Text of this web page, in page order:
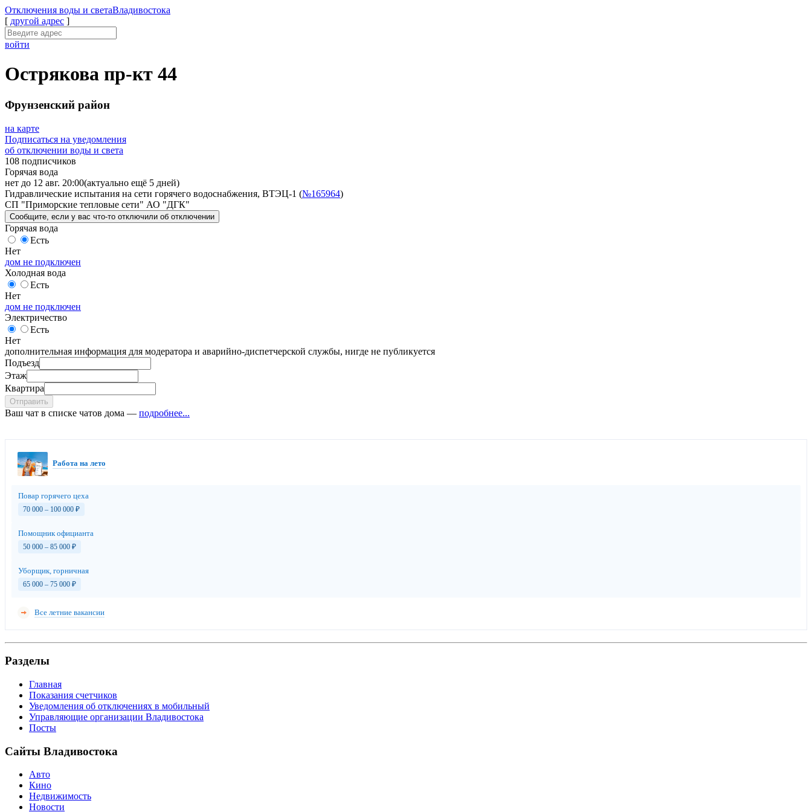
Отключения воды и светаВладивостока
[ другой адрес ]
войти
Острякова пр-кт 44
Фрунзенский район
на карте
Подписаться на уведомления
об отключении воды и света
108 подписчиков
Горячая вода
нет до 12 авг. 20:00(актуально ещё 5 дней)
Гидравлические испытания на сети горячего водоснабжения, ВТЭЦ-1 (№165964)
СП "Приморские тепловые сети" АО "ДГК"
Сообщите , если у вас что-то отключили об отключении
Горячая вода
Есть
Нет
дом не подключен
Холодная вода
Есть
Нет
дом не подключен
Электричество
Есть
Нет
дополнительная информация для модератора и аварийно-диспетчерской службы, нигде не публикуется
Подъезд
Этаж
Квартира
Отправить
Ваш чат в списке чатов дома — подробнее...
Работа на лето
Повар горячего цеха
70 000 – 100 000 ₽
Помощник официанта
50 000 – 85 000 ₽
Уборщик, горничная
65 000 – 75 000 ₽
Все летние вакансии
Разделы
Главная
Показания счетчиков
Уведомления об отключениях в мобильный
Управляющие организации Владивостока
Посты
Сайты Владивостока
Авто
Кино
Недвижимость
Новости